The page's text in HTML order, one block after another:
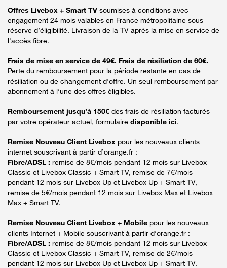
Offres Livebox + Smart TV soumises à conditions avec
engagement 24 mois valables en France métropolitaine sous
réserve d’éligibilité. Livraison de la TV après la mise en service de
l'accès fibre.
Frais de mise en service de 49€. Frais de résiliation de 60€.
Perte du remboursement pour la période restante en cas de
résiliation ou de changement d'offre. Un seul remboursement par
abonnement à l’une des offres éligibles.
Remboursement jusqu’à 150€ des frais de résiliation facturés
par votre opérateur actuel, formulaire disponible ici.
Remise Nouveau Client Livebox pour les nouveaux clients
internet souscrivant à partir d’orange.fr :
Fibre/ADSL : remise de 8€/mois pendant 12 mois sur Livebox
Classic et Livebox Classic + Smart TV, remise de 7€/mois
pendant 12 mois sur Livebox Up et Livebox Up + Smart TV,
remise de 5€/mois pendant 12 mois sur Livebox Max et Livebox
Max + Smart TV.
Remise Nouveau Client Livebox + Mobile pour les nouveaux
clients Internet + Mobile souscrivant à partir d’orange.fr :
Fibre/ADSL : remise de 8€/mois pendant 12 mois sur Livebox
Classic et Livebox Classic + Smart TV, remise de 2€/mois
pendant 12 mois sur Livebox Up et Livebox Up + Smart TV.